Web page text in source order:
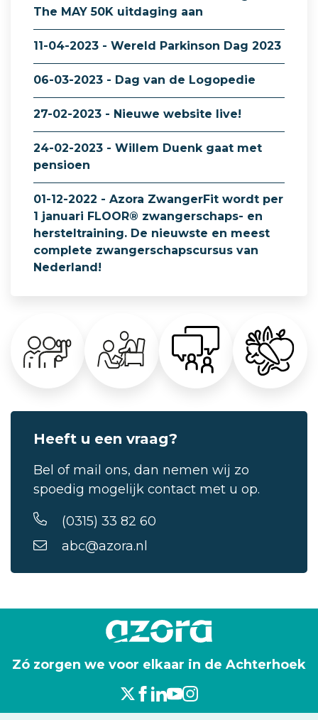
The MAY 50K uitdaging aan
11-04-2023 - Wereld Parkinson Dag 2023
06-03-2023 - Dag van de Logopedie
27-02-2023 - Nieuwe website live!
24-02-2023 - Willem Duenk gaat met
pensioen
01-12-2022 - Azora ZwangerFit wordt per
1 januari FLOOR® zwangerschaps- en
hersteltraining. De nieuwste en meest
complete zwangerschapscursus van
Nederland!
Heeft u een vraag?
Bel of mail ons, dan nemen wij zo
spoedig mogelijk contact met u op.
(0315) 33 82 60
abc@azora.nl
Zó zorgen we voor elkaar in de Achterhoek